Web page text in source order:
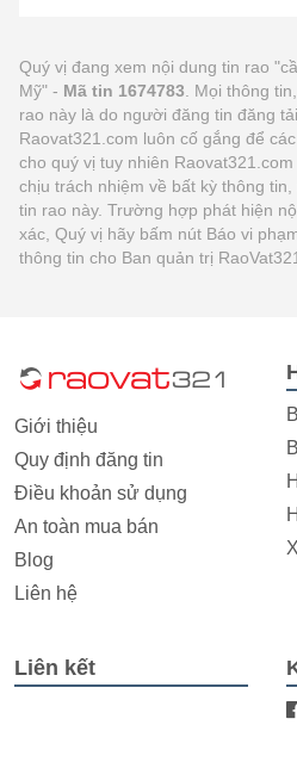
Quý vị đang xem nội dung tin rao
Mỹ" - Mã tin 1674783 . Mọi thông
rao này là do người đăng tin đăng
Raovat321.com luôn cố gắng để
cho quý vị tuy nhiên
chịu trách nhiệm về bất kỳ thông
tin rao này. Trường hợp phát hiện
xác, Quý vị hãy bấm nút Báo vi
thông tin cho Ban quản trị
Giới thiệu
Quy định đăng tin
Điều khoản sử dụng
An toàn mua bán
Blog
Liên hệ
Liên kết